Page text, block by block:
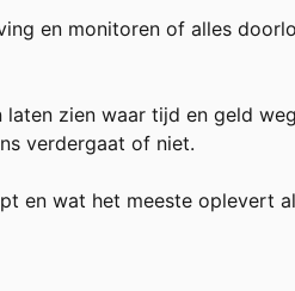
en monitoren of alles
zien waar tijd en geld
verdergaat of niet.
en wat het meeste oplevert